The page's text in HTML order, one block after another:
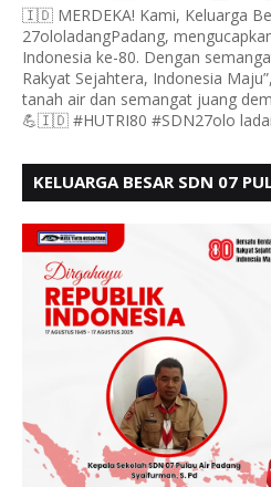
🇮🇩 MERDEKA! Kami, Keluarga
27ololadangPadang,
Indonesia ke-80. Dengan
Rakyat Sejahtera, Indonesia
tanah air dan semangat juang
💪🇮🇩 #HUTRI80 #SDN27olo
KELUARGA BESAR SDN 07